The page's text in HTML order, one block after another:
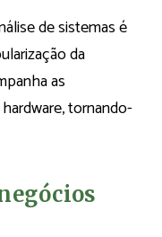
de sistemas é
da
as
tornando-